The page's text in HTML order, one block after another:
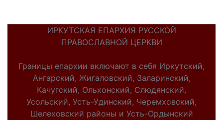
ИРКУТСКАЯ ЕПАРХИЯ РУССКОЙ
ПРАВОСЛАВНОЙ ЦЕРКВИ
Границы епархии включают в себя Иркутский,
Ангарский, Жигаловский, Заларинский,
Качугский, Ольхонский, Слюдянский,
Усольский, Усть-Удинский, Черемховский,
Шелеховский районы и Усть-Ордынский